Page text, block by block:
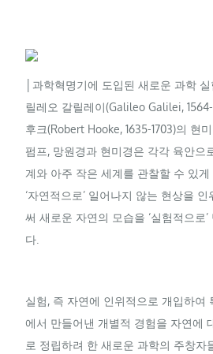
│과학혁명기에 도입된 새로운 과학
릴레오 갈릴레이(Galileo Galilei,
후크(Robert Hooke, 1635-1703)의 현
펌프, 망원경과 현미경은 각각 육안으
계와 아주 작은 세계를 관찰할 수 있
‘자연적으로’ 일어나지 않는 현상을
써 새로운 자연의 모습을 ‘실험적으로
다.
실험, 즉 자연에 인위적으로 개입하여
에서 만들어낸 개별적 경험을 자연에
로 정립하려 한 새로운 과학의 주창자